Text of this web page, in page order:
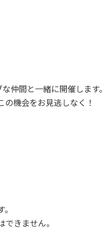
仲間と一緒に開催します。
機会をお見逃しなく！
きません。